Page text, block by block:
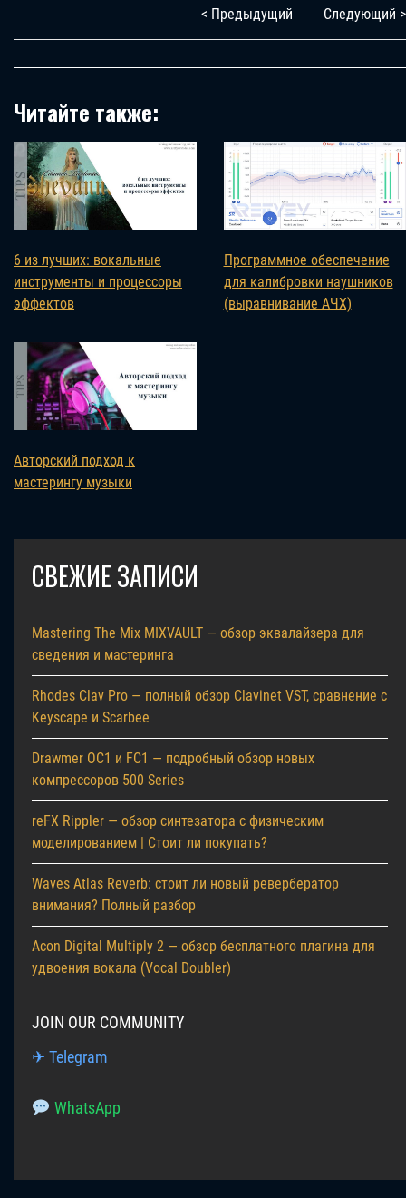
< Предыдущий Следующий >
Читайте также:
6 из лучших: вокальные
инструменты и процессоры
эффектов
Программное обеспечение
для калибровки наушников
(выравнивание AЧХ)
Авторский подход к
мастерингу музыки
СВЕЖИЕ ЗАПИСИ
Mastering The Mix MIXVAULT — обзор эквалайзера для
сведения и мастеринга
Rhodes Clav Pro — полный обзор Clavinet VST, сравнение с
Keyscape и Scarbee
Drawmer OC1 и FC1 — подробный обзор новых
компрессоров 500 Series
reFX Rippler — обзор синтезатора с физическим
моделированием | Стоит ли покупать?
Waves Atlas Reverb: стоит ли новый ревербератор
внимания? Полный разбор
Acon Digital Multiply 2 — обзор бесплатного плагина для
удвоения вокала (Vocal Doubler)
JOIN OUR COMMUNITY
✈ Telegram
WhatsApp